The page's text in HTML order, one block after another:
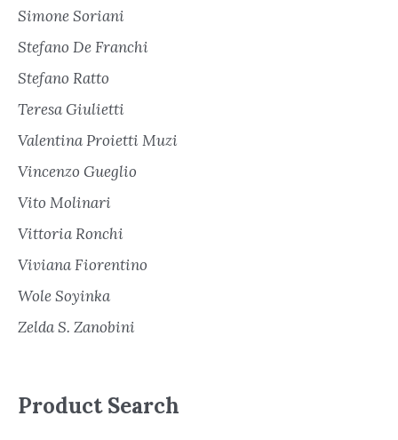
Simone Soriani
Stefano De Franchi
Stefano Ratto
Teresa Giulietti
Valentina Proietti Muzi
Vincenzo Gueglio
Vito Molinari
Vittoria Ronchi
Viviana Fiorentino
Wole Soyinka
Zelda S. Zanobini
Product Search